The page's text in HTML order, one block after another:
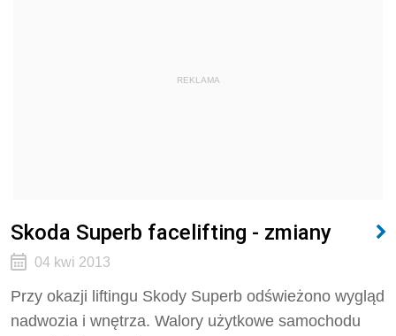
REKLAMA
Skoda Superb facelifting - zmiany
04 kwi 2013
Przy okazji liftingu Skody Superb odświeżono wygląd
nadwozia i wnętrza. Walory użytkowe samochodu